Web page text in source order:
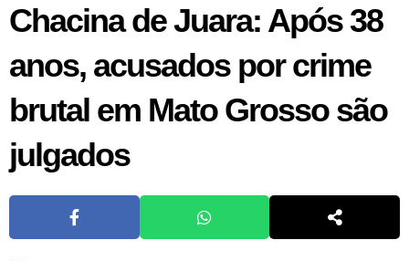
Chacina de Juara: Após 38
anos, acusados por crime
brutal em Mato Grosso são
julgados